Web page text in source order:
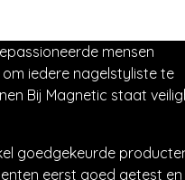
mensen
iedere nagelstyliste te
Bij Magnetic staat
goedgekeurde
eerst goed getest en